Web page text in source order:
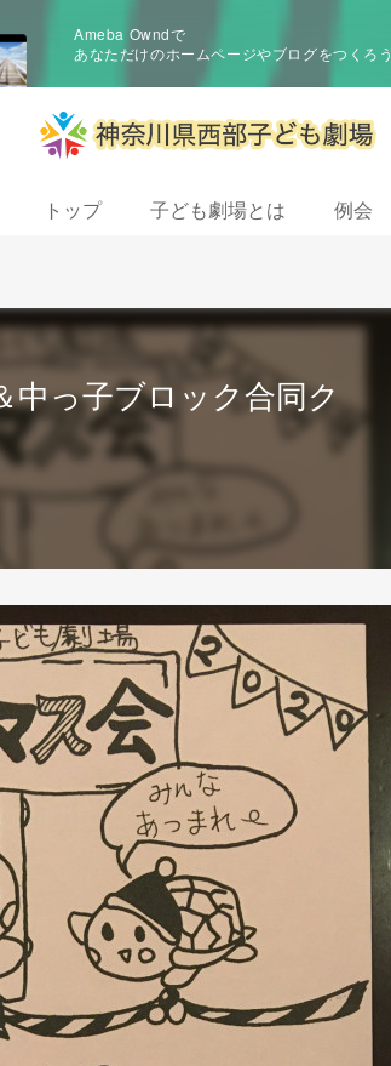
Ameba Owndで
あなただけのホームページやブログをつくろう
トップ 子ども劇場とは 例会
中っ子ブロック合同ク